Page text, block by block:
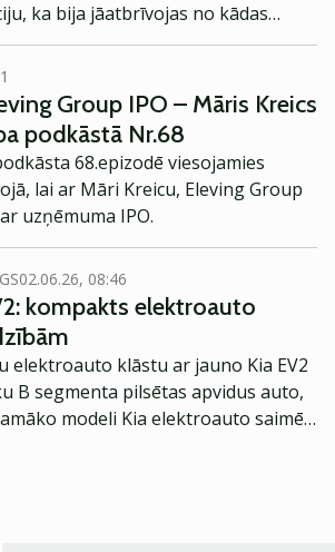
ka bija jāatbrīvojas no kādas
jaunajai pozīcijai. Bet par visu
Group IPO – Māris Kreics
podkāstā Nr.68
68.epizodē viesojamies
lai ar Māri Kreicu, Eleving Group
uzņēmuma IPO.
02.06.26, 08:46
kompakts elektroauto
elektroauto klāstu ar jauno Kia EV2
B segmenta pilsētas apvidus auto,
modeli Kia elektroauto saimē